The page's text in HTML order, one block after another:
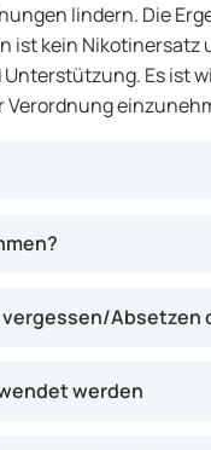
lindern. Die
ist kein Nikotinersatz
Es ist
beeinflusst.
zu
Eine sorgfältige
Absetzen
werden